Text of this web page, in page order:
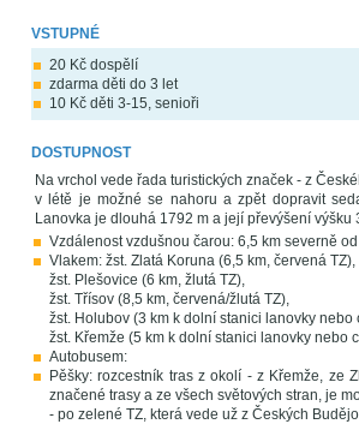
VSTUPNÉ
20 Kč dospělí
zdarma děti do 3 let
10 Kč děti 3-15, senioři
DOSTUPNOST
Na vrchol vede řada turistických značek - z
v létě je možné se nahoru a zpět dopravit
Lanovka je dlouhá 1792 m a její převýšení
Vzdálenost vzdušnou čarou: 6,5 km severně
Vlakem: žst. Zlatá Koruna (6,5 km, červená TZ),
žst. Plešovice (6 km, žlutá TZ),
žst. Třísov (8,5 km, červená/žlutá TZ),
žst. Holubov (3 km k dolní stanici lanovky nebo
žst. Křemže (5 km k dolní stanici lanovky nebo
Autobusem:
Pěšky: rozcestník tras z okolí - z Křemže, ze
značené trasy a ze všech světových stran, je
- po zelené TZ, která vede už z Českých